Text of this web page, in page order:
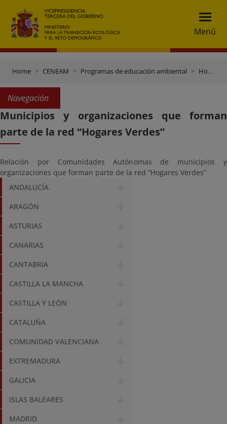
Menú
Home CENEAM Programas de educación ambiental Hogares Verdes
Navegación
Municipios y organizaciones que forman
parte de la red “Hogares Verdes”
Relación por Comunidades Autónomas de municipios y
organizaciones que forman parte de la red “Hogares Verdes”
ANDALUCÍA
ARAGÓN
ASTURIAS
CANARIAS
CANTABRIA
CASTILLA LA MANCHA
CASTILLA Y LEÓN
CATALUÑA
COMUNIDAD VALENCIANA
EXTREMADURA
GALICIA
ISLAS BALEARES
MADRID